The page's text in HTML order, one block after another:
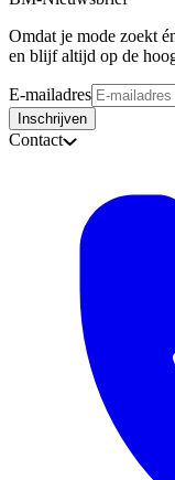
Omdat je mode zoekt
en blijf altijd op de
E-mailadres
Inschrijven
Contact